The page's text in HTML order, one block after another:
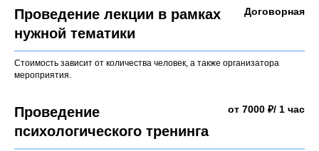
Проведение лекции в рамках
нужной тематики
Договорная
Стоимость зависит от количества человек, а также организатора
мероприятия.
Проведение
психологического тренинга
от 7000 ₽/ 1 час